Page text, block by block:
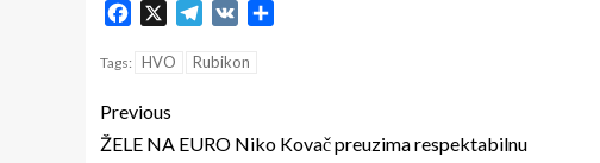
Facebook Telegram
VK
Tags: HVO Rubikon
Previous
ŽELE NA EURO Niko Kovač preuzima respektabilnu